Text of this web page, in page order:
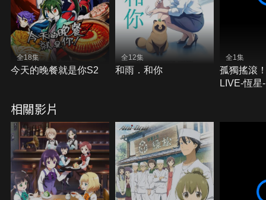
全18集
今天的晚餐就是你S2
全12集
和雨．和你
全1集
孤獨搖滾
LIVE-恆星-
相關影片